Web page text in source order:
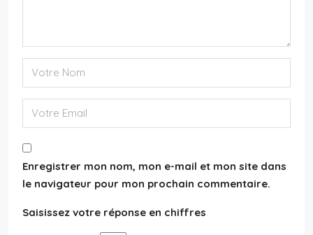
Enregistrer mon nom, mon e-mail et mon site dans
le navigateur pour mon prochain commentaire.
Saisissez votre réponse en chiffres